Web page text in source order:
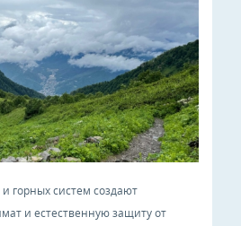
горных систем создают
и естественную защиту от